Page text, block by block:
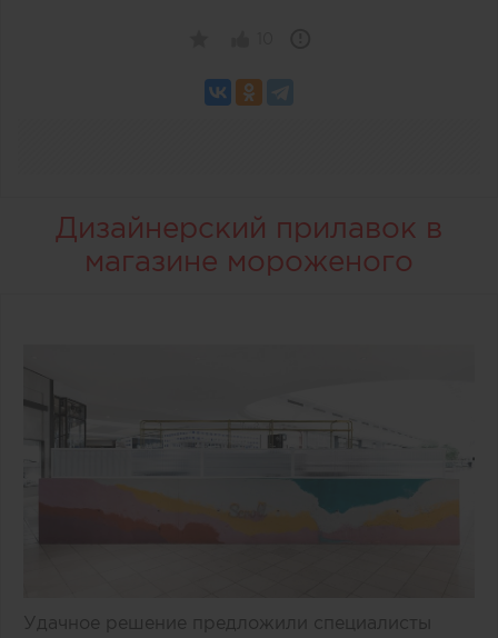
Дизайнерский прилавок в
магазине мороженого
Удачное решение предложили специалисты